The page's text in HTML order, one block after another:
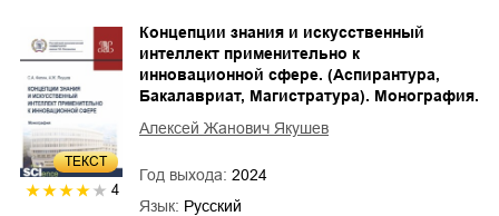
ТЕКСТ
4
Концепции знания и искусственный
интеллект применительно к
инновационной сфере. (Аспирантура,
Бакалавриат, Магистратура). Монография.
Алексей Жанович Якушев
Год выхода: 2024
Язык: Русский